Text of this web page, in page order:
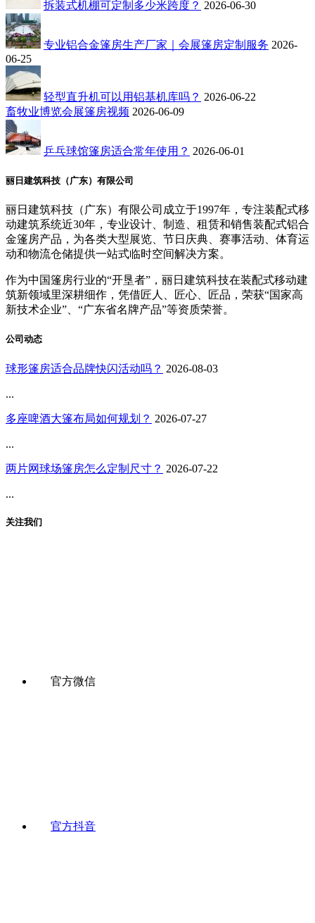
拆装式机棚可定制多少米跨度？ 2026-06-30
专业铝合金篷房生产厂家｜会展篷房定制服务 2026-
06-25
轻型直升机可以用铝基机库吗？ 2026-06-22
畜牧业博览会展篷房视频 2026-06-09
乒乓球馆篷房适合常年使用？ 2026-06-01
丽日建筑科技（广东）有限公司
丽日建筑科技（广东）有限公司成立于1997年，专注装配式移
动建筑系统近30年，专业设计、制造、租赁和销售装配式铝合
金篷房产品，为各类大型展览、节日庆典、赛事活动、体育运
动和物流仓储提供一站式临时空间解决方案。
作为中国篷房行业的“开垦者”，丽日建筑科技在装配式移动建
筑新领域里深耕细作，凭借匠人、匠心、匠品，荣获“国家高
新技术企业”、“广东省名牌产品”等资质荣誉。
公司动态
球形篷房适合品牌快闪活动吗？ 2026-08-03
...
多座啤酒大篷布局如何规划？ 2026-07-27
...
两片网球场篷房怎么定制尺寸？ 2026-07-22
...
关注我们
官方微信
官方抖音